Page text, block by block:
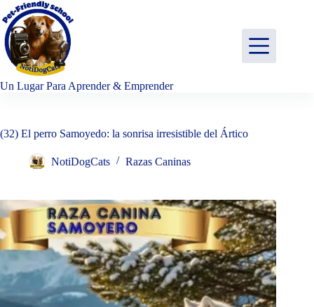
Saltar
al
contenido
Un Lugar Para Aprender & Emprender
(32) El perro Samoyedo: la sonrisa irresistible del Ártico
NotiDogCats Razas Caninas